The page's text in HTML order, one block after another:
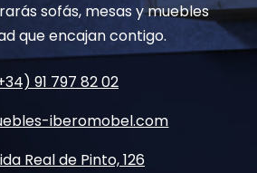
sofás, mesas y muebles
que encajan contigo.
91 797 82 02
iberomobel.com
Real de Pinto, 126